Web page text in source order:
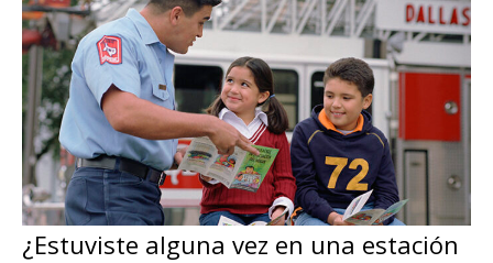
¿Estuviste alguna vez en una estación